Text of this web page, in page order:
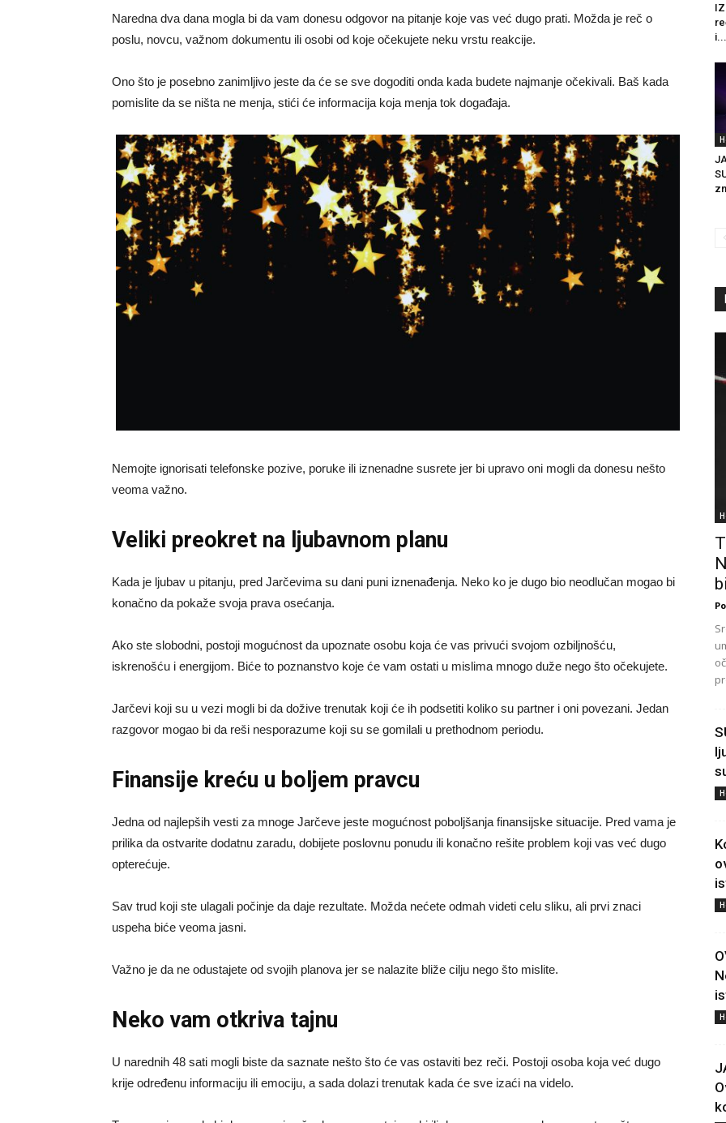
Naredna dva dana mogla bi da vam donesu odgovor na pitanje koje vas već dugo prati. Možda je reč o
poslu, novcu, važnom dokumentu ili osobi od koje očekujete neku vrstu reakcije.
Ono što je posebno zanimljivo jeste da će se sve dogoditi onda kada budete najmanje očekivali. Baš kada
pomislite da se ništa ne menja, stići će informacija koja menja tok događaja.
Nemojte ignorisati telefonske pozive, poruke ili iznenadne susrete jer bi upravo oni mogli da donesu nešto
veoma važno.
Veliki preokret na ljubavnom planu
Kada je ljubav u pitanju, pred Jarčevima su dani puni iznenađenja. Neko ko je dugo bio neodlučan mogao bi
konačno da pokaže svoja prava osećanja.
Ako ste slobodni, postoji mogućnost da upoznate osobu koja će vas privući svojom ozbiljnošću,
iskrenošću i energijom. Biće to poznanstvo koje će vam ostati u mislima mnogo duže nego što očekujete.
Jarčevi koji su u vezi mogli bi da dožive trenutak koji će ih podsetiti koliko su partner i oni povezani. Jedan
razgovor mogao bi da reši nesporazume koji su se gomilali u prethodnom periodu.
Finansije kreću u boljem pravcu
Jedna od najlepših vesti za mnoge Jarčeve jeste mogućnost poboljšanja finansijske situacije. Pred vama je
prilika da ostvarite dodatnu zaradu, dobijete poslovnu ponudu ili konačno rešite problem koji vas već dugo
opterećuje.
Sav trud koji ste ulagali počinje da daje rezultate. Možda nećete odmah videti celu sliku, ali prvi znaci
uspeha biće veoma jasni.
Važno je da ne odustajete od svojih planova jer se nalazite bliže cilju nego što mislite.
Neko vam otkriva tajnu
U narednih 48 sati mogli biste da saznate nešto što će vas ostaviti bez reči. Postoji osoba koja već dugo
krije određenu informaciju ili emociju, a sada dolazi trenutak kada će sve izaći na videlo.
i...